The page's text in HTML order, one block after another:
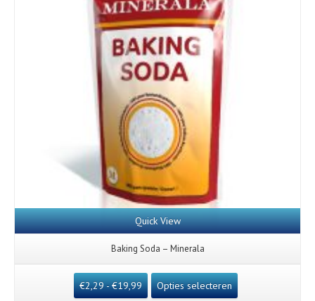
Quick View
Baking Soda – Minerala
€2,29- €19,99 Opties selecteren